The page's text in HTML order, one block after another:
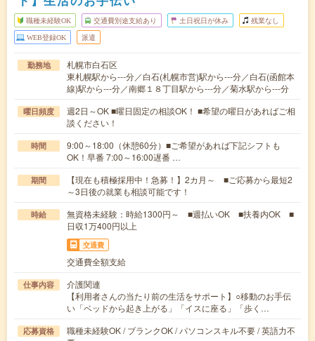
職種未経験OK 交通費別途支給あり 土日祝日が休み 残業なし
WEB登録OK 派遣
勤務地
札幌市白石区
東札幌駅から---分／白石(札幌市営)駅から---分／白石(函館本
線)駅から---分／南郷１８丁目駅から---分／菊水駅から---分
曜日頻度
週2日～OK ■曜日固定の相談OK！ ■希望の曜日があればご相
談ください！
時間
9:00～18:00（休憩60分）■ご希望があれば下記シフトも
OK！早番 7:00～16:00遅番 …
期間
【現在も積極採用中！急募！】2カ月～ ■ご応募から最短2
～3日後の就業も相談可能です！
時給
無資格未経験：時給1300円～ ■週払いOK ■扶養内OK ■
日収1万400円以上
交通費
交通費全額支給
仕事内容
介護関連
【利用者さんの当たり前の生活をサポート】○移動のお手伝
い「ベッドから起き上がる」「イスに座る」「歩く…
応募資格
職種未経験OK / ブランクOK / パソコンスキル不要 / 英語力不